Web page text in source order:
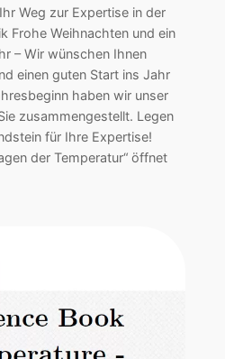
Weg zur Expertise in der
Frohe Weihnachten und ein
– Wir wünschen Ihnen
einen guten Start ins Jahr
haben wir unser
zusammengestellt. Legen
für Ihre Expertise!
der Temperatur“ öffnet